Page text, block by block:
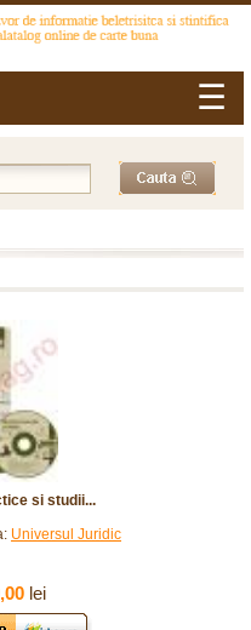
☰
si studii...
Universul Juridic
lei